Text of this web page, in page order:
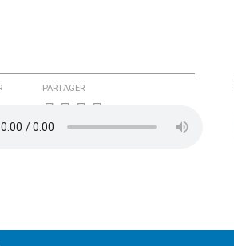
PARTAGER